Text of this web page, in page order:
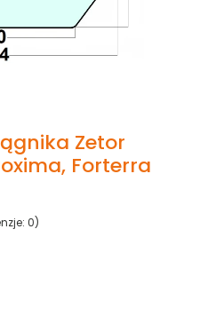
Zetor
Forterra
0)